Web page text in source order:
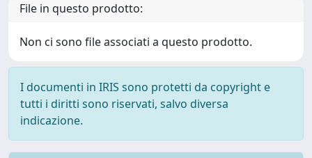
File in questo prodotto:
Non ci sono file associati a questo prodotto.
I documenti in IRIS sono protetti da copyright e
tutti i diritti sono riservati, salvo diversa
indicazione.